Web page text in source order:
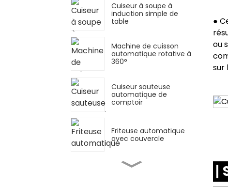
Cuiseur à soupe à
induction simple de
table
Machine de cuisson
automatique rotative à
360°
Cuiseur sauteuse
automatique de
comptoir
Friteuse automatique
avec couvercle
●
ou
sur